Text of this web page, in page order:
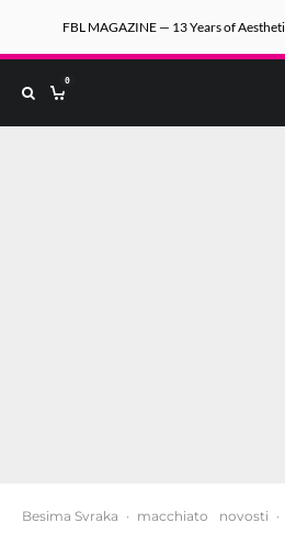
FBL MAGAZINE — 13 Years of
0
Besima Svraka · macchiato novosti ·